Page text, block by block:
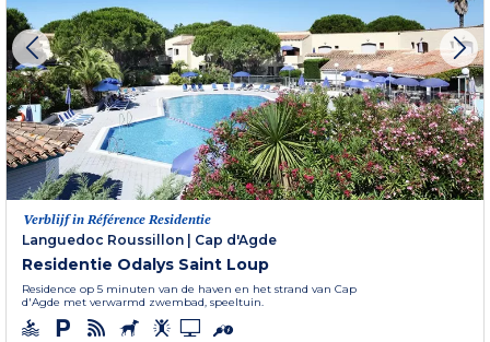
Verblijf in Référence Residentie
Languedoc Roussillon | Cap d'Agde
Residentie Odalys Saint Loup
Residence op 5 minuten van de haven en het strand van Cap
d'Agde met verwarmd zwembad, speeltuin.